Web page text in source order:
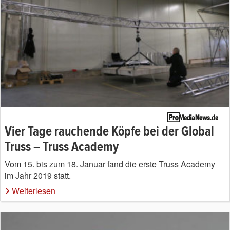
Vier Tage rauchende Köpfe bei der Global
Truss – Truss Academy
Vom 15. bis zum 18. Januar fand die erste Truss Academy
im Jahr 2019 statt.
Weiterlesen